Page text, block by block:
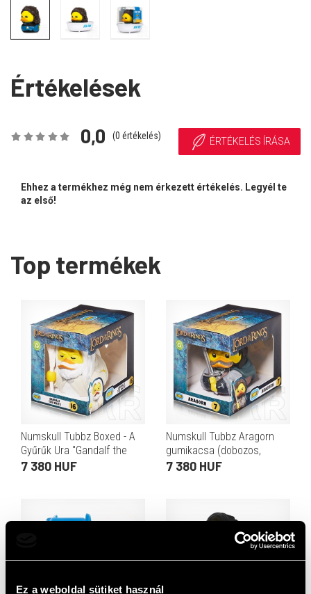
Ez a weboldal sütiket használ
Értékelések
0,0 (0 értékelés) ÉRTÉKELÉS ÍRÁSA
Ehhez a termékhez még nem érkezett értékelés. Legyél te
az első!
Top termékek
Numskull Tubbz Boxed - A
Gyűrűk Ura "Gandalf the
White" gumikacsa
7 380 HUF
Numskull Tubbz Aragorn
gumikacsa (dobozos,
hivatalos Gyűrűk Ura licenc,
7 380 HUF